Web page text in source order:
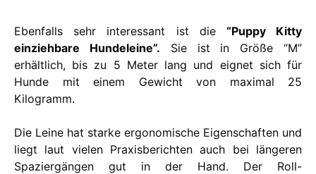
Ebenfalls sehr interessant ist die “Puppy Kitty
einziehbare Hundeleine”. Sie ist in Größe “M”
erhältlich, bis zu 5 Meter lang und eignet sich für
Hunde mit einem Gewicht von maximal 25
Kilogramm.
Die Leine hat starke ergonomische Eigenschaften und
liegt laut vielen Praxisberichten auch bei längeren
Spaziergängen gut in der Hand. Der Roll-